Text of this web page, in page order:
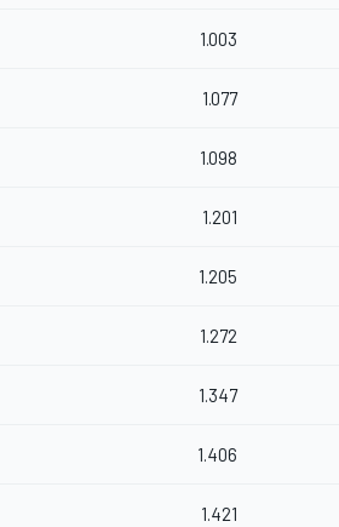
1.003
1.077
1.098
1.201
1.205
1.272
1.347
1.406
1.421